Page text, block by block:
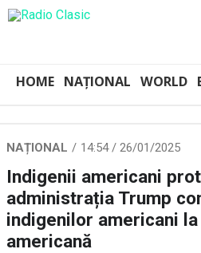
HOME NAȚIONAL WORLD
NAȚIONAL 14:54 / 26/01/2025
Indigenii americani
administrația Trump
indigenilor americani
americană